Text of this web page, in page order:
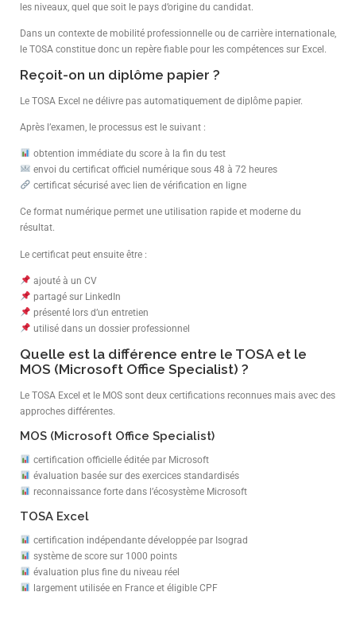
les niveaux, quel que soit le pays d’origine du candidat.
Dans un contexte de mobilité professionnelle ou de carrière internationale,
le TOSA constitue donc un repère fiable pour les compétences sur Excel.
Reçoit-on un diplôme papier ?
Le TOSA Excel ne délivre pas automatiquement de diplôme papier.
Après l’examen, le processus est le suivant :
obtention immédiate du score à la fin du test
envoi du certificat officiel numérique sous 48 à 72 heures
certificat sécurisé avec lien de vérification en ligne
Ce format numérique permet une utilisation rapide et moderne du
résultat.
Le certificat peut ensuite être :
ajouté à un CV
partagé sur LinkedIn
présenté lors d’un entretien
utilisé dans un dossier professionnel
Quelle est la différence entre le TOSA et le
MOS (Microsoft Office Specialist) ?
Le TOSA Excel et le MOS sont deux certifications reconnues mais avec des
approches différentes.
MOS (Microsoft Office Specialist)
certification officielle éditée par Microsoft
évaluation basée sur des exercices standardisés
reconnaissance forte dans l’écosystème Microsoft
TOSA Excel
certification indépendante développée par Isograd
système de score sur 1000 points
évaluation plus fine du niveau réel
largement utilisée en France et éligible CPF